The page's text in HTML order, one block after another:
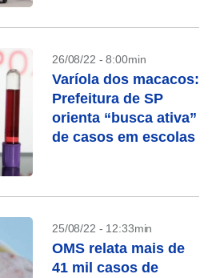
26/08/22 - 8:00min
Varíola dos macacos:
Prefeitura de SP
orienta “busca ativa”
de casos em escolas
25/08/22 - 12:33min
OMS relata mais de
41 mil casos de